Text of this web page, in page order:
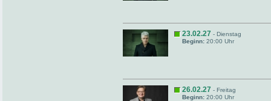
23.02.27 - Dienstag
Beginn: 20:00 Uhr
26.02.27 - Freitag
Beginn: 20:00 Uhr